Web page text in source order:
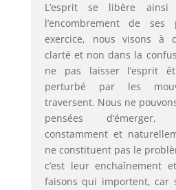
L’esprit se libère
l’encombrement de ses
exercice, nous visons à
clarté et non dans la
ne pas laisser l’esprit
perturbé par les
traversent. Nous ne
pensées d’émerger,
constamment et
ne constituent pas le
c’est leur enchaînement
faisons qui importent, car